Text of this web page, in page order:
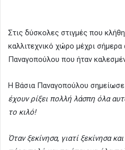
Στις δύσκολες στιγμές που
καλλιτεχνικό χώρο μέχρι
Παναγοπούλου που ήταν
Η Βάσια Παναγοπούλου
έχουν ρίξει πολλή λάσπη όλα
το κιλό!
Όταν ξεκίνησα, γιατί ξεκίνησα